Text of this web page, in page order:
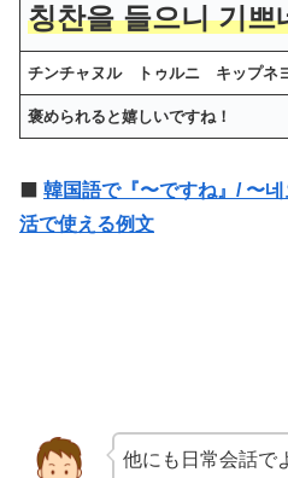
칭찬을 들으니 기쁘
チンチャヌル トゥルニ キップネ
褒められると嬉しいですね！
韓国語で『〜ですね』/ 〜
活で使える例文
他にも日常会話で